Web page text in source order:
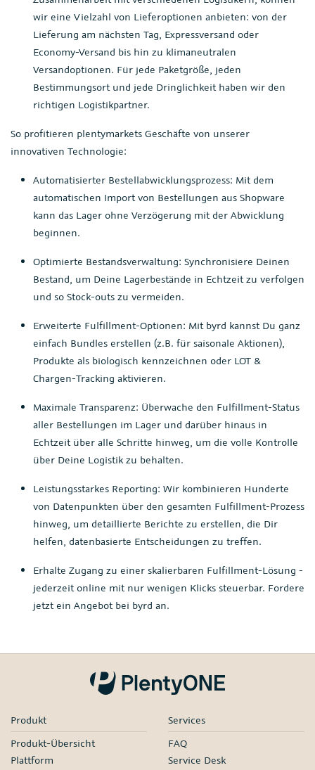
wir eine Vielzahl von Lieferoptionen anbieten: von der
Lieferung am nächsten Tag, Expressversand oder
Economy-Versand bis hin zu klimaneutralen
Versandoptionen. Für jede Paketgröße, jeden
Bestimmungsort und jede Dringlichkeit haben wir den
richtigen Logistikpartner.
So profitieren plentymarkets Geschäfte von unserer
innovativen Technologie:
Automatisierter Bestellabwicklungsprozess: Mit dem
automatischen Import von Bestellungen aus Shopware
kann das Lager ohne Verzögerung mit der Abwicklung
beginnen.
Optimierte Bestandsverwaltung: Synchronisiere Deinen
Bestand, um Deine Lagerbestände in Echtzeit zu verfolgen
und so Stock-outs zu vermeiden.
Erweiterte Fulfillment-Optionen: Mit byrd kannst Du ganz
einfach Bundles erstellen (z.B. für saisonale Aktionen),
Produkte als biologisch kennzeichnen oder LOT &
Chargen-Tracking aktivieren.
Maximale Transparenz: Überwache den Fulfillment-Status
aller Bestellungen im Lager und darüber hinaus in
Echtzeit über alle Schritte hinweg, um die volle Kontrolle
über Deine Logistik zu behalten.
Leistungsstarkes Reporting: Wir kombinieren Hunderte
von Datenpunkten über den gesamten Fulfillment-Prozess
hinweg, um detaillierte Berichte zu erstellen, die Dir
helfen, datenbasierte Entscheidungen zu treffen.
Erhalte Zugang zu einer skalierbaren Fulfillment-Lösung -
jederzeit online mit nur wenigen Klicks steuerbar. Fordere
jetzt ein Angebot bei byrd an.
Produkt
Produkt-Übersicht
Plattform
Services
FAQ
Service Desk